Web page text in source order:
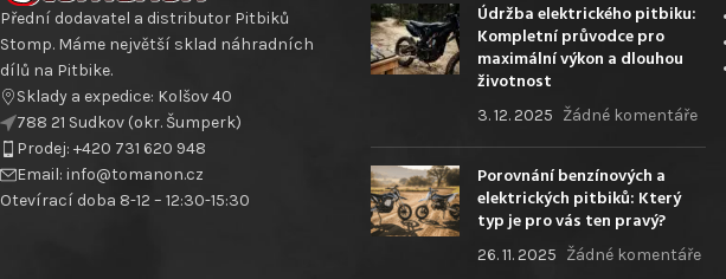
Přední dodavatel a distributor Pitbiků
Stomp. Máme největší sklad náhradních
dílů na Pitbike.
Sklady a expedice: Kolšov 40
788 21 Sudkov (okr. Šumperk)
Prodej: +420 731 620 948
Email: info@tomanon.cz
Otevírací doba 8-12 – 12:30-15:30
Údržba elektrického pitbiku:
Kompletní průvodce pro
maximální výkon a dlouhou
životnost
3. 12. 2025 Žádné komentáře
Porovnání benzínových a
elektrických pitbiků: Který
typ je pro vás ten pravý?
26. 11. 2025 Žádné komentáře